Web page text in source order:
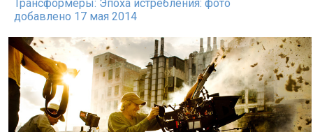
Трансформеры: Эпоха истребления: фото
добавлено 17 мая 2014